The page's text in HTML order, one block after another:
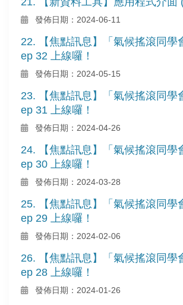
發佈日期：2024-06-11
22. 【焦點訊息】「氣候搖滾同學
ep 32 上線囉！
發佈日期：2024-05-15
23. 【焦點訊息】「氣候搖滾同學
ep 31 上線囉！
發佈日期：2024-04-26
24. 【焦點訊息】「氣候搖滾同學
ep 30 上線囉！
發佈日期：2024-03-28
25. 【焦點訊息】「氣候搖滾同學
ep 29 上線囉！
發佈日期：2024-02-06
26. 【焦點訊息】「氣候搖滾同學
ep 28 上線囉！
發佈日期：2024-01-26